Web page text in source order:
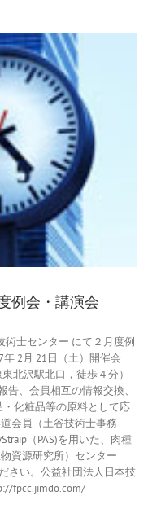
例会・講演会
術士センター にて２月度例
2月 21日（土）開催会
北沢駅北口，徒歩４分）
、会員相互の情報交換、
化粧品等の原料として応
会員（土谷技術士事務
（PAS)を用いた、肉種
資源研究所）センター
さい。公益社団法人日本技
fpcc.jimdo.com/